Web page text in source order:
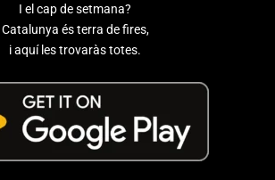
I el cap de setmana?
Catalunya és terra de fires,
i aquí les trovaràs totes.